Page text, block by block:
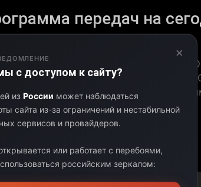
передач на
телеканала «SKY HIGH NON STOP
Программа телеканала «SKY HIGH
эфире. Следите за актуальными
на связи с любимым телеканалом.
×
с доступом к сайту?
из России может наблюдаться
сайта из-за ограничений и нестабильной
сервисов и провайдеров.
или работает с перебоями,
российским зеркалом: